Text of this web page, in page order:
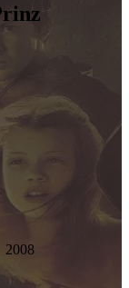
2008